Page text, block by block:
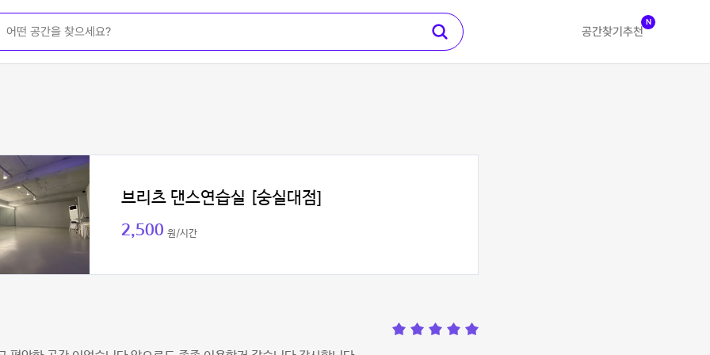
공간찾기 추천
N
브리츠 댄스연습실 [숭실대점]
2,500 원/시간